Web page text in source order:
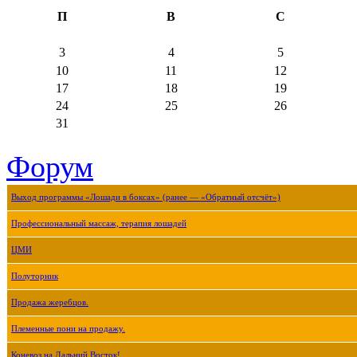
П В С
3 4
5
10
11
12
17
18
19
24
25
26
31
Форум
Выход программы «Лошади в боксах» (ранее — «Обратный отсчёт»)
Профессиональный массаж, терапия лошадей
ЦМИ
Полуторник
Продажа жеребцов.
Племенные пони на продажу.
Коневоз на Дальний Восток!